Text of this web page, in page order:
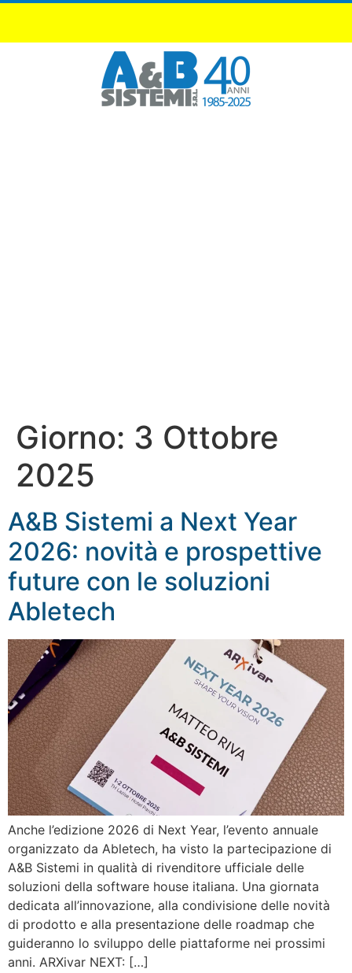
Giorno: 3 Ottobre
2025
A&B Sistemi a Next Year
2026: novità e prospettive
future con le soluzioni
Abletech
Anche l’edizione 2026 di Next Year, l’evento annuale
organizzato da Abletech, ha visto la partecipazione di
A&B Sistemi in qualità di rivenditore ufficiale delle
soluzioni della software house italiana. Una giornata
dedicata all’innovazione, alla condivisione delle novità
di prodotto e alla presentazione delle roadmap che
guideranno lo sviluppo delle piattaforme nei prossimi
anni. ARXivar NEXT: […]